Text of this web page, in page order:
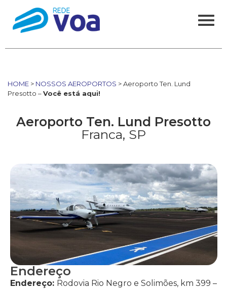
HOME > NOSSOS AEROPORTOS > Aeroporto Ten. Lund
Presotto –Você está aqui!
Aeroporto Ten. Lund Presotto
Franca, SP
Endereço
Endereço: Rodovia Rio Negro e Solimões, km 399 –